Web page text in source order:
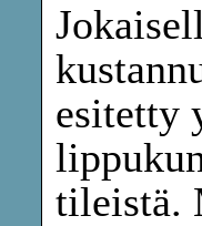
esitetty
tileistä.